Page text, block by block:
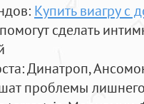
Купить виагру с
сделать
: Динатроп,
проблемы